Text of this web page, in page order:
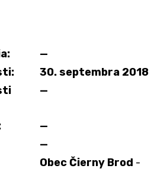
—
30. septembra 2018
—
—
—
Obec Čierny Brod -